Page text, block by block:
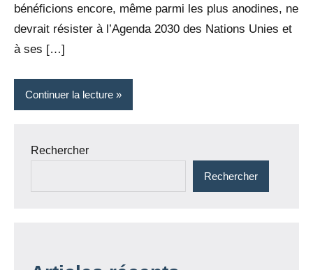
bénéficions encore, même parmi les plus anodines, ne
devrait résister à l’Agenda 2030 des Nations Unies et
à ses […]
Continuer la lecture
Rechercher
Rechercher